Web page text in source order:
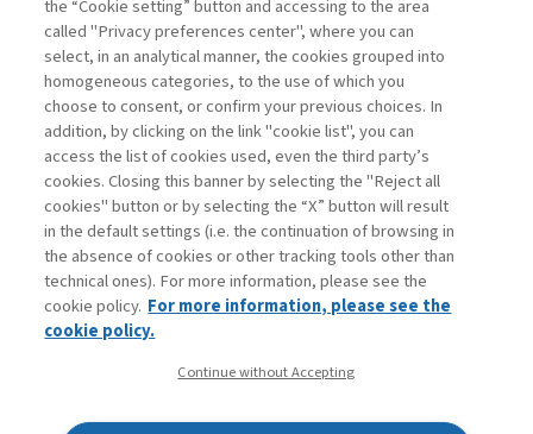
Legenda: Accedi Per registrati Per abbonati
Contatti
Abbonamenti
Archivio rubriche
Privacy
Dichiarazione di accessibilità
the “Cookie setting” button and accessing to the area
called "Privacy preferences center", where you can
select, in an analytical manner, the cookies grouped into
homogeneous categories, to the use of which you
choose to consent, or confirm your previous choices. In
addition, by clicking on the link "cookie list", you can
access the list of cookies used, even the third party’s
cookies. Closing this banner by selecting the "Reject all
cookies" button or by selecting the “X” button will result
in the default settings (i.e. the continuation of browsing in
the absence of cookies or other tracking tools other than
technical ones). For more information, please see the
cookie policy. For more information, please see the
cookie policy.
Continue without Accepting